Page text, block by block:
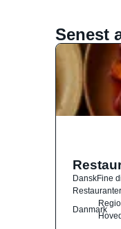
Senest
DanskFine
Restauranter
Danmark